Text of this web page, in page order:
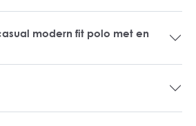
modern fit polo met en